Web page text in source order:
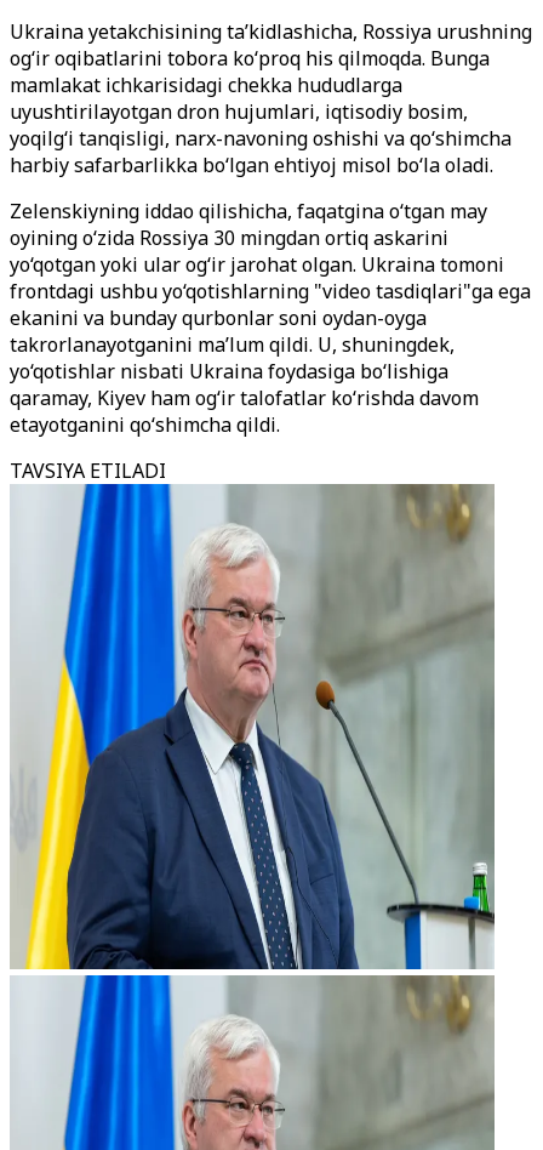
Ukraina yetakchisining ta’kidlashicha, Rossiya urushning
og‘ir oqibatlarini tobora ko‘proq his qilmoqda. Bunga
mamlakat ichkarisidagi chekka hududlarga
uyushtirilayotgan dron hujumlari, iqtisodiy bosim,
yoqilg‘i tanqisligi, narx-navoning oshishi va qo‘shimcha
harbiy safarbarlikka bo‘lgan ehtiyoj misol bo‘la oladi.
Zelenskiyning iddao qilishicha, faqatgina o‘tgan may
oyining o‘zida Rossiya 30 mingdan ortiq askarini
yo‘qotgan yoki ular og‘ir jarohat olgan. Ukraina tomoni
frontdagi ushbu yo‘qotishlarning "video tasdiqlari"ga ega
ekanini va bunday qurbonlar soni oydan-oyga
takrorlanayotganini ma’lum qildi. U, shuningdek,
yo‘qotishlar nisbati Ukraina foydasiga bo‘lishiga
qaramay, Kiyev ham og‘ir talofatlar ko‘rishda davom
etayotganini qo‘shimcha qildi.
TAVSIYA ETILADI